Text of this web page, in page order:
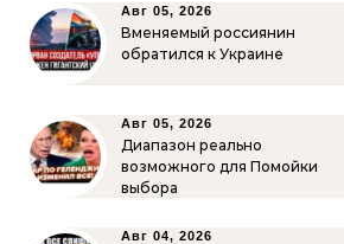
Авг 05, 2026
Вменяемый россиянин
обратился к Украине
Авг 05, 2026
Диапазон реально
возможного для Помойки
выбора
Авг 04, 2026